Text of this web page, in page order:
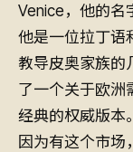
Venice，他的名
他是一位拉丁语
教导皮奥家族的
了一个关于欧洲
经典的权威版本
因为有这个市场